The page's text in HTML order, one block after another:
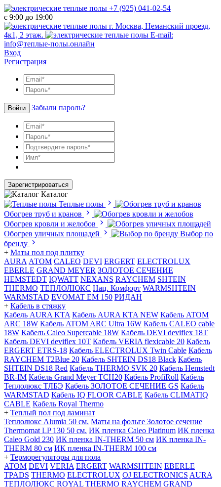
+7 (925) 041-02-54
с 9:00 до 19:00
г. Москва, Неманский проезд,
4к1, 2 этаж.
E-mail:
info@теплые-полы.онлайн
Вход
Регистрация
Войти Забыли пароль?
Зарегистрироваться
Каталог
Теплые полы
Обогрев труб и кранов
Обогрев кровли и желобов
Обогрев уличных площадей
Выбор по
бренду
+ Маты пол под плитку
AURA АТОМ CALEO DEVI ERGERT ELECTROLUX
EBERLE GRAND MEYER ЗОЛОТОЕ СЕЧЕНИЕ
HEMSTEDT IQWATT NEXANS RAYCHEM SHTEIN
THERMO ТЕПЛОЛЮКС Нац. Комфорт WARMSHTEIN
WARMSTAD EVOMAT EM 150 РИДАН
+ Кабель в стяжку
Кабель AURA KTA Кабель AURA KTA NEW Кабель ATOM
ARC 18W Кабель ATOM ARC Ultra 16W Кабель CALEO cable
18W Кабель Caleo Supercable 18W Кабель DEVI deviflex 18T
Кабель DEVI deviflex 10T Кабель VERIA flexicable 20 Кабель
ERGERT ETRS-18 Кабель ELECTROLUX Twin Cable Кабель
RAYCHEM T2Blue 20 Кабель SHTEIN DS18 Black Кабель
SHTEIN DS18 Red Кабель THERMO SVK 20 Кабель Hemstedt
BR-IM Кабель Grand Meyer TCH20 Кабель ProfiRoll Кабель
Теплолюкс ТЛБЭ Кабель ЗОЛОТОЕ СЕЧЕНИЕ GS Кабель
WARMSTAD Кабель IQ FLOOR CABLE Кабель CLIMATIQ
CABLE Кабель Royal Thermo
+ Теплый пол под ламинат
Теплолюкс Alumia 50 см. Маты на фольге Золотое сечение
Thermomat LP 130 50 cм. ИК пленка Caleo Platinum ИК пленка
Caleo Gold 230 ИК пленка IN-THERM 50 см ИК пленка IN-
THERM 80 см ИК пленка IN-THERM 100 см
+ Терморегуляторы для пола
ATOM DEVI VERIA ERGERT WARMSHTEIN EBERLE
TPADS THERMO ELECTROLUX OJ ELECTRONICS AURA
ТЕПЛОЛЮКС ROYAL THERMO RAYCHEM GRAND